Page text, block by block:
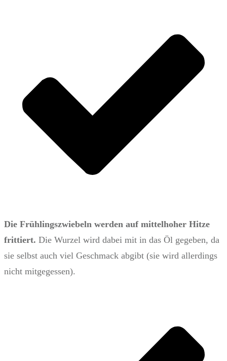
Die Frühlingszwiebeln werden auf mittelhoher Hitze
frittiert. Die Wurzel wird dabei mit in das Öl gegeben, da
sie selbst auch viel Geschmack abgibt (sie wird allerdings
nicht mitgegessen).